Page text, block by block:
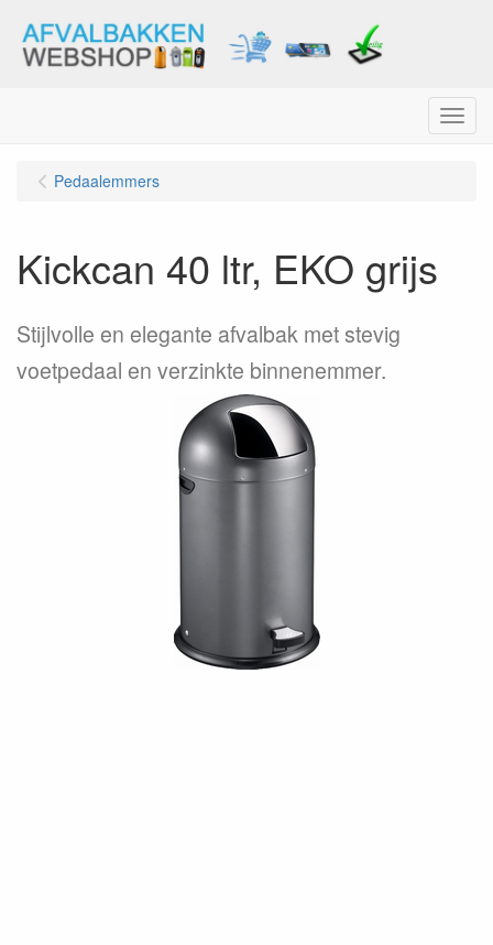
Menu
Pedaalemmers
Kickcan 40 ltr, EKO grijs
Stijlvolle en elegante afvalbak met stevig
voetpedaal en verzinkte binnenemmer.